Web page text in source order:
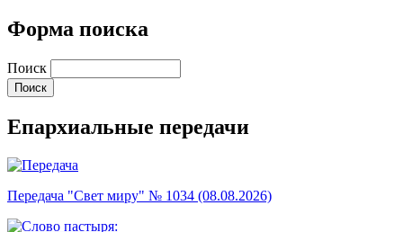
Форма поиска
Поиск
Епархиальные передачи
Передача "Свет миру" № 1034 (08.08.2026)